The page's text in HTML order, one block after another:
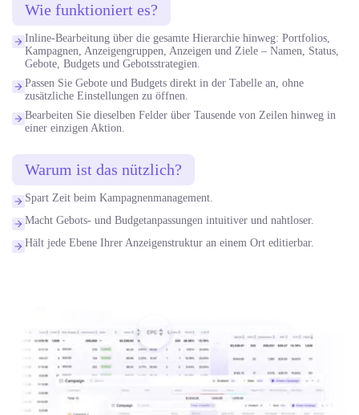
Wie funktioniert es?
Inline-Bearbeitung über die gesamte Hierarchie hinweg: Portfolios,
Kampagnen, Anzeigengruppen, Anzeigen und Ziele – Namen, Status,
Gebote, Budgets und Gebotsstrategien.
Passen Sie Gebote und Budgets direkt in der Tabelle an, ohne
zusätzliche Einstellungen zu öffnen.
Bearbeiten Sie dieselben Felder über Tausende von Zeilen hinweg in
einer einzigen Aktion.
Warum ist das nützlich?
Spart Zeit beim Kampagnenmanagement.
Macht Gebots- und Budgetanpassungen intuitiver und nahtloser.
Hält jede Ebene Ihrer Anzeigenstruktur an einem Ort editierbar.